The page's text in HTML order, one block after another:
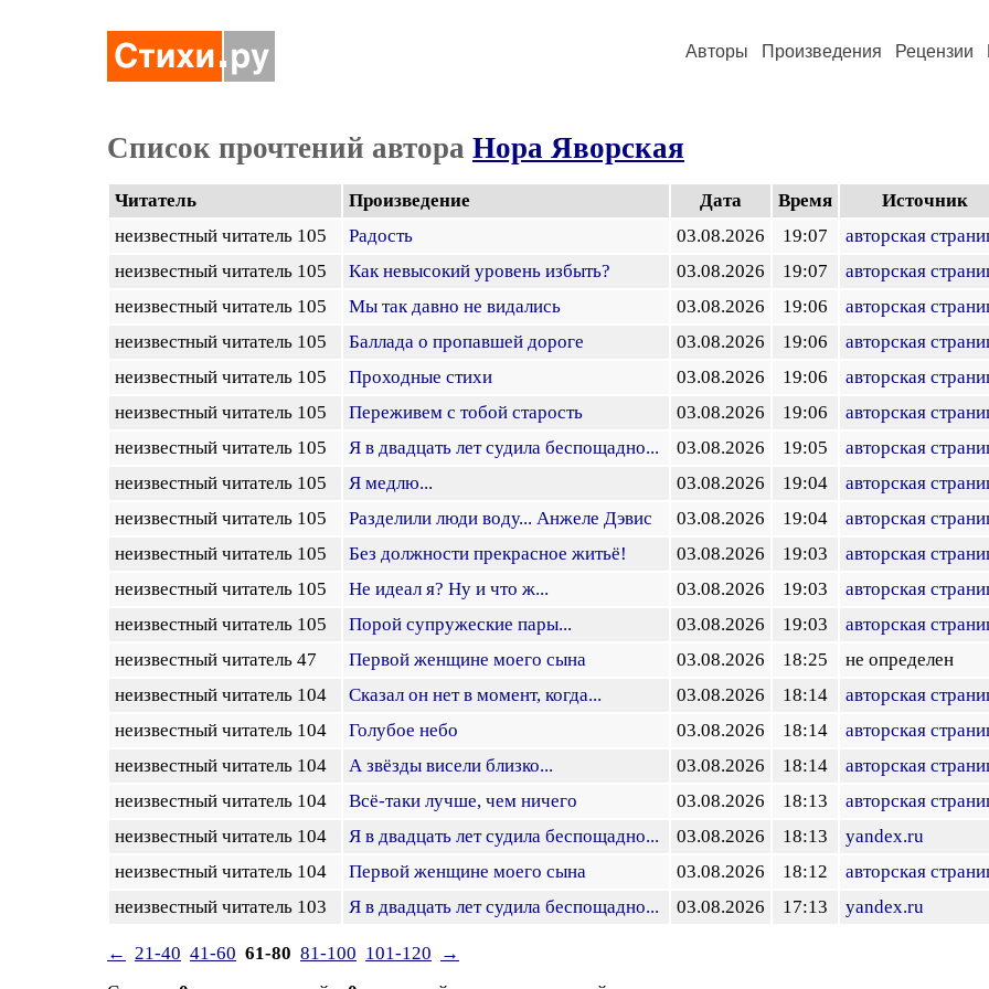
Авторы Произведения Рецензии
Список прочтений автора Нора Яворская
Читатель Произведение Дата Время
Источник
неизвестный читатель 105
Радость 03.08.2026 19:07
авторская
неизвестный читатель 105
Как невысокий уровень избыть? 03.08.2026 19:07
авторская
неизвестный читатель 105
Мы так давно не видались 03.08.2026 19:06
авторская
неизвестный читатель 105
Баллада о пропавшей дороге 03.08.2026 19:06
авторская
неизвестный читатель 105
Проходные стихи 03.08.2026 19:06
авторская
неизвестный читатель 105
Переживем с тобой старость 03.08.2026 19:06
авторская
неизвестный читатель 105
Я в двадцать лет судила беспощадно... 03.08.2026 19:05
авторская
неизвестный читатель 105
Я медлю... 03.08.2026 19:04
авторская
неизвестный читатель 105
Разделили люди воду... Анжеле Дэвис 03.08.2026 19:04
авторская
неизвестный читатель 105
Без должности прекрасное житьё! 03.08.2026 19:03
авторская
неизвестный читатель 105
Не идеал я? Ну и что ж... 03.08.2026 19:03
авторская
неизвестный читатель 105
Порой супружеские пары... 03.08.2026 19:03
авторская
неизвестный читатель 47
Первой женщине моего сына 03.08.2026 18:25
не определен
неизвестный читатель 104
Сказал он нет в момент, когда... 03.08.2026 18:14
авторская
неизвестный читатель 104
Голубое небо 03.08.2026 18:14
авторская
неизвестный читатель 104
А звёзды висели близко... 03.08.2026 18:14
авторская
неизвестный читатель 104
Всё-таки лучше, чем ничего 03.08.2026 18:13
авторская
неизвестный читатель 104
Я в двадцать лет судила беспощадно... 03.08.2026 18:13
yandex.ru
неизвестный читатель 104
Первой женщине моего сына 03.08.2026 18:12
авторская
неизвестный читатель 103
Я в двадцать лет судила беспощадно... 03.08.2026 17:13 yandex.ru
← 21-40 41-60 61-80 81-100 101-120
→